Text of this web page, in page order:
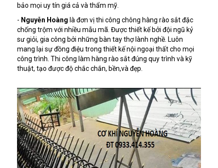
bảo mọi uy tín giá cả và thẩm mỹ.
- Nguyễn Hoàng là đơn vị thi công chông hàng rào sắt đặc
chống trộm với nhiều mẫu mã. Được thiết kế bởi đội ngũ kỷ
sư giỏi, gia công bởi những bàn tay thợ lành nghề. Luôn
mang lại sự đồng điệu trong thiết kế nội ngoại thất cho mọi
công trình. Thi công làm hàng rào sắt đúng quy trình và kỹ
thuật, tạo được độ chắc chắn, bền,và đẹp.